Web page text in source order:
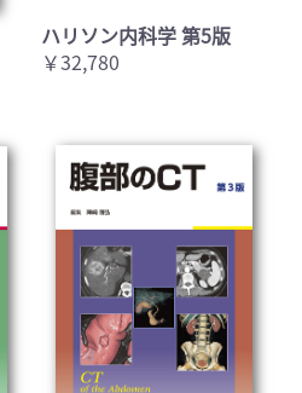
ハリソン内科学 第5版
￥32,780